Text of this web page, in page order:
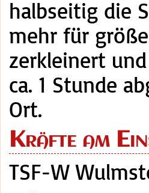
halbseitig die
mehr für
zerkleinert
ca. 1 Stunde
Ort.
Kräfte am
TSF-W